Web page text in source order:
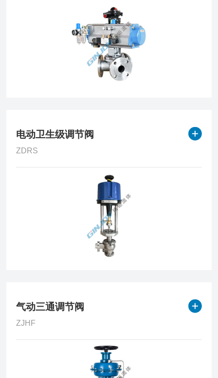
电动卫生级调节阀
ZDRS
气动三通调节阀
ZJHF